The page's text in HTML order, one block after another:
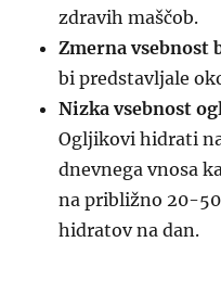
zdravih maščob.
Zmerna vsebnost
bi predstavljale
Nizka vsebnost
Ogljikovi hidrati
dnevnega vnosa
na približno 20-
hidratov na dan.